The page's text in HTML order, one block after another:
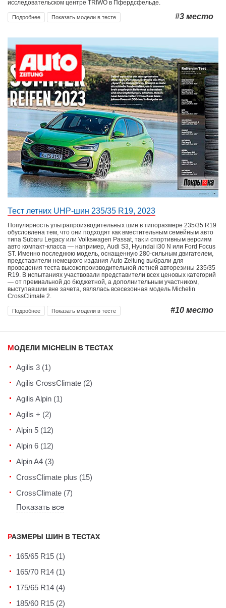
исследовательском центре TRIWO в Пфердсфельде.
Подробнее Показать модели в тесте #3 место
Тест летних UHP-шин 235/35 R19, 2023
Популярность ультрапроизводительных шин в типоразмере 235/35 R19
обусловлена тем, что они подходят как вместительным семейным авто
типа Subaru Legacy или Volkswagen Passat, так и спортивным версиям
авто компакт-класса — например, Audi S3, Hyundai i30 N или Ford Focus
ST. Именно последнюю модель, оснащенную 280-сильным двигателем,
представители немецкого издания Auto Zeitung выбрали для
проведения теста высокопроизводительной летней авторезины 235/35
R19. В испытаниях участвовали представители всех ценовых категорий
— от премиальной до бюджетной, а дополнительным участником,
выступавшим вне зачета, являлась всесезонная модель Michelin
CrossClimate 2.
Подробнее Показать модели в тесте #10 место
МОДЕЛИ MICHELIN В ТЕСТАХ
Agilis 3 (1)
Agilis CrossClimate (2)
Agilis Alpin (1)
Agilis + (2)
Alpin 5 (12)
Alpin 6 (12)
Alpin A4 (3)
CrossClimate plus (15)
CrossClimate (7)
Показать все
РАЗМЕРЫ ШИН В ТЕСТАХ
165/65 R15 (1)
165/70 R14 (1)
175/65 R14 (4)
185/60 R15 (2)